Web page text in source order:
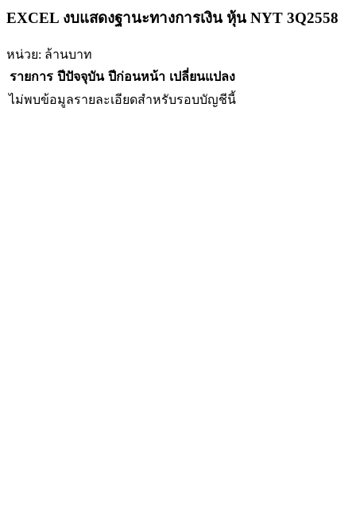
EXCEL งบแสดงฐานะทางการเงิน หุ้น NYT 3Q2558
หน่วย: ล้านบาท
รายการ ปีปัจจุบัน ปีก่อนหน้า เปลี่ยนแปลง
ไม่พบข้อมูลรายละเอียดสำหรับรอบบัญชีนี้